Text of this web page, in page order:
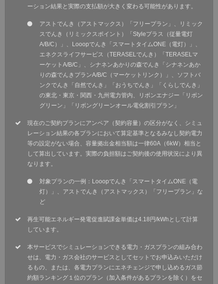
ーション結果と実際の支払額が大きく変わる可能性があります。
アストでんき（アストマックス）「フリープラン」、リミック
スでんき（リミックスポイント）「Styleプラス（従量電灯
A/B/C）」、Looopでんき「スマートタイムONE（電灯）」、
エネクスライフサービス（TERASELでんき）「TERASELマ
ーケットA/B/C」、シナネンあかりの森でんき「シナネンあか
りの森でんきプランA/B/C（マーケットリンク）」、ソフトバ
ンクでんき「自然でんき」「おうちでんき」「くらしでんき」
の東北・東京・関西・九州電力管内、リボンエナジー「リボン
グリーン」「リボングリーンオール電化割引プラン」
現在のご契約プランにアンペア（契約容量）の区分がなく、シミュ
レーション結果の各プランにおいて算定基準となるみなし契約電力
等の設定がない場合、容量拠出金相当額は一律60A（6kW）相当と
して算出しています。実際の負担額はご契約後の使用状況により異
なります。
対象プランの一例：Looopでんき「スマートタイムONE（電
灯）」、アストでんき（アストマックス）「フリープラン」な
ど
再生可能エネルギー発電促進賦課金単価は4.18円/kWhとして計算
しています。
本サービスでシミュレーションできる電力・ガスプランの組み合わ
せは、電力・ガス会社のサービスとしてセットでお申込みいただけ
るもの、または、各電力プランにエネチェンジで申し込めるガス節
約額ランキング１位のプラン（加入条件があるプランを除く）をセ